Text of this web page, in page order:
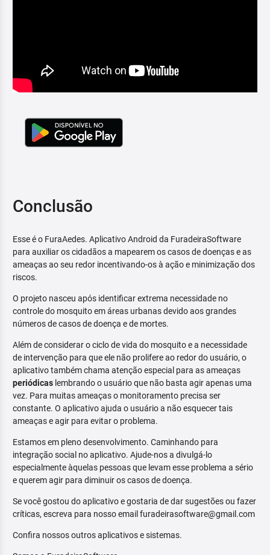
Conclusão
Esse é o FuraAedes. Aplicativo Android da FuradeiraSoftware
para auxiliar os cidadãos a mapearem os casos de doenças e as
ameaças ao seu redor incentivando-os à ação e minimização dos
riscos.
O projeto nasceu após identificar extrema necessidade no
controle do mosquito em áreas urbanas devido aos grandes
números de casos de doença e de mortes.
Além de considerar o ciclo de vida do mosquito e a necessidade
de intervenção para que ele não prolifere ao redor do usuário, o
aplicativo também chama atenção especial para as ameaças
periódicas lembrando o usuário que não basta agir apenas uma
vez. Para muitas ameaças o monitoramento precisa ser
constante. O aplicativo ajuda o usuário a não esquecer tais
ameaças e agir para evitar o problema.
Estamos em pleno desenvolvimento. Caminhando para
integração social no aplicativo. Ajude-nos a divulgá-lo
especialmente àquelas pessoas que levam esse problema a sério
e querem agir para diminuir os casos de doença.
Se você gostou do aplicativo e gostaria de dar sugestões ou fazer
críticas, escreva para nosso email furadeirasoftware@gmail.com
Confira nossos outros aplicativos e sistemas.